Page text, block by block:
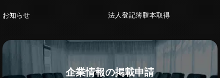
お知らせ 法人登記簿謄本取得
企業情報の掲載申請